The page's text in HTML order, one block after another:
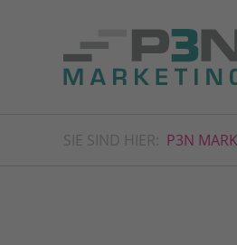
SIE SIND HIER: P3N